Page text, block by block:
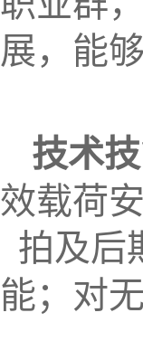
展，能
技术技
效载荷
拍及后
能；对